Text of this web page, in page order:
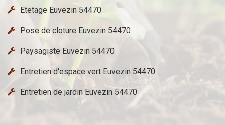
Etetage Euvezin 54470
Pose de cloture Euvezin 54470
Paysagiste Euvezin 54470
Entretien d'espace vert Euvezin 54470
Entretien de jardin Euvezin 54470